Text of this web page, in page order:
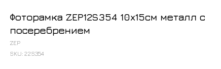
Фоторамка ZEP12S354 10x15см металл с
посеребрением
ZEP
SKU: 22S354